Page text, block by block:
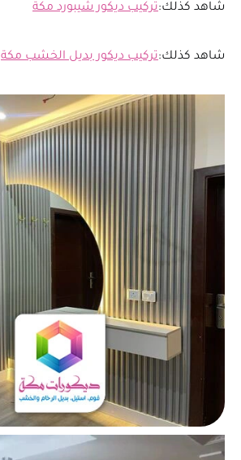
شاهد كذلك:تركيب ديكور شيبورد مكة
شاهد كذلك:تركيب ديكور بديل الخشب مكة